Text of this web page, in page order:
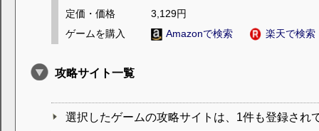
定価・価格
3,129円
ゲームを購入
Amazonで検索 楽天で検索
攻略サイト一覧
選択したゲームの攻略サイトは、1件も登録され